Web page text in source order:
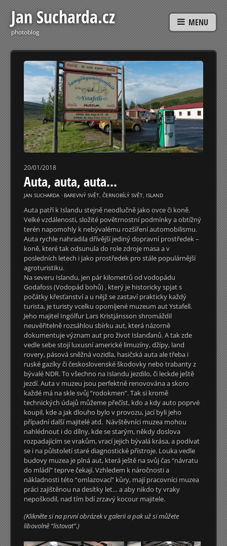
Jan Sucharda.cz
photoblog
MENU
20/01/2018
Auta, auta, auta…
JAN SUCHARDA ⋅ BAREVNÝ SVĚT, ČERNOBÍLÝ SVĚT, ISLAND
Auta patří k Islandu stejně neodlučně jako ovce či koně.
Velké vzdálenosti, složité povětrnostní podmínky a obtížný
terén napomohly k nebývalému rozšíření automobilismu.
Auta rychle nahradila dřívější jediný dopravní prostředek –
koně, které tak odsunula do role zdroje masa a v
posledních letech i jako prostředek pro stále populárnější
agroturistiku.
Na severu Islandu, jen pár kilometrů od vodopádu
Godafoss (Vodopád bohů) , který je historicky spjat s
počátky křesťanství a u nějž se zastaví prakticky každý
turista, je turisty vcelku opomíjené muzeum aut Ystafell.
Jeho majitel Ingólfur Lars Kristjánsson shromáždil
neuvěřitelně rozsáhlou sbírku aut, která názorně
dokumentuje význam aut pro život Islanďanů. A tak zde
vedle sebe stojí luxusní americké limuzíny, džípy, land
rovery, pásová sněžná vozidla, hasičská auta ale třeba i
ruské gazíky či československé škodovky nebo trabanty z
bývalé NDR. To všechno na Islandu jezdilo, či leckde ještě
jezdí. Auta v muzeu jsou perfektně renovována a skoro
každé má na skle svůj “rodokmen”. Tak si kromě
technických údajů můžeme přečíst, kdo a kdy auto poprvé
koupil, kde a jak dlouho bylo v provozu, jací byli jeho
případní další majitelé atd. Návštěvníci muzea mohou
nahlédnout i do dílny, kde se starým, někdy doslova
rozpadajícím se vrakům, vrací jejich bývalá krása, a podívat
se i na půlstoletí staré diagnostické přístroje. Louka vedle
budovy muzea je plná aut, která ještě na svůj čas “návratu
do mládí” teprve čekají. Vzhledem k náročnosti a
nákladnosti této “omlazovací” kůry, mají pracovníci muzea
práci zajištěnou na desítky let… a aby nikdo ty vraky
nepoškodil, nad tím bdí zrzavý kocour majitele.
(Klikněte si na první obrázek v galerii a pak už si můžete
libovolně “listovat”.)